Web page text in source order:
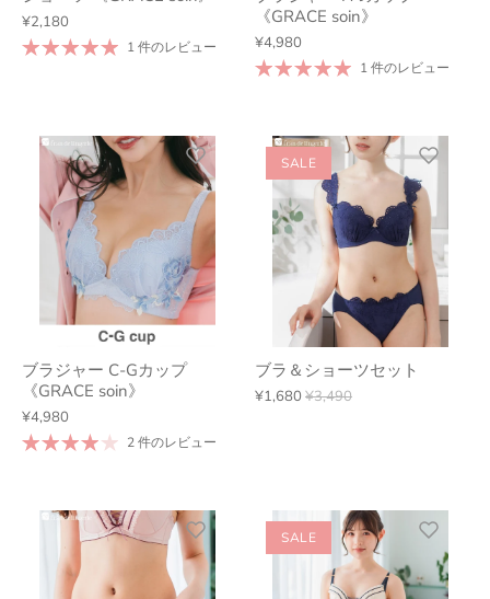
¥2,180
1 件のレビュー
《GRACE soin》
¥4,980
1 件のレビュー
ブラジャー C-Gカップ
《GRACE soin》
¥4,980
2 件のレビュー
SALE
ブラ＆ショーツセット
¥1,680 ¥3,490
SALE